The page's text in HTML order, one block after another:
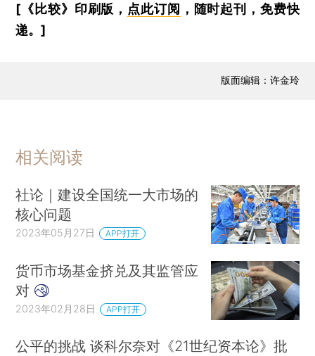
[《比较》印刷版， 点此订阅 ，随时起刊，免费快
递。]
版面编辑：许金玲
相关阅读
社论｜建设全国统一大市场的
核心问题
2023年05月27日 APP打开
货币市场基金挤兑及其监管应
对
2023年02月28日 APP打开
公平的挑战 谈科尔奈对《21世纪资本论》批